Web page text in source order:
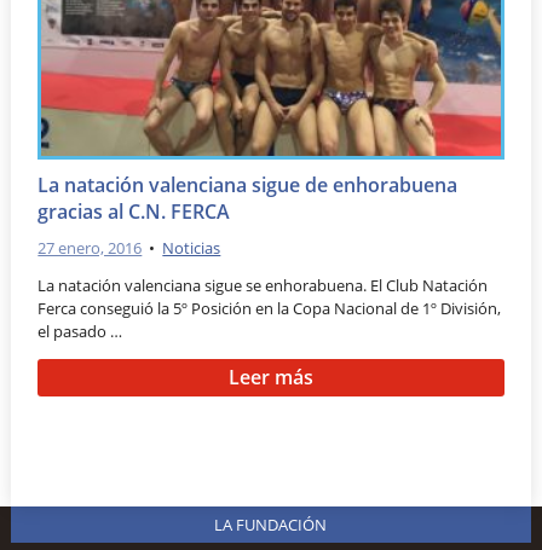
La natación valenciana sigue de enhorabuena
gracias al C.N. FERCA
27 enero, 2016 • Noticias
La natación valenciana sigue se enhorabuena. El Club Natación
Ferca conseguió la 5º Posición en la Copa Nacional de 1º División,
el pasado …
Leer más
LA FUNDACIÓN